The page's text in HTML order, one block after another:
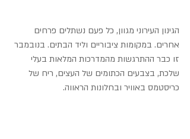
הגינון העירוני מגוון, כל פעם נשתלים פרחים
אחרים. במקומות ציבוריים וליד הבתים. בנובמבר
זו כבר ההתרגשות מהמדרכות המלאות בעלי
שלכת, בצבעים הכתומים של העצים, ריח של
כריסטמס באוויר ובחלונות הראווה.